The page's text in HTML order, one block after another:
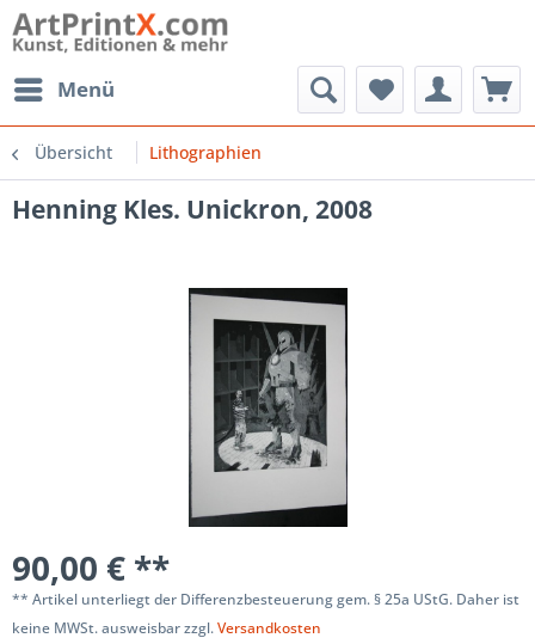
Menü
Übersicht Lithographien
Henning Kles. Unickron, 2008
90,00 € **
** Artikel unterliegt der Differenzbesteuerung gem. § 25a UStG. Daher ist
keine MWSt. ausweisbar zzgl.Versandkosten